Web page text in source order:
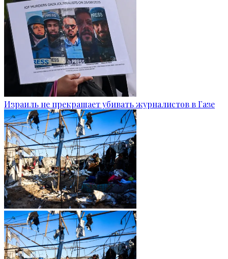
Израиль не прекращает убивать журналистов в Газе